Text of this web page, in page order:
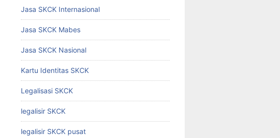
Jasa SKCK Internasional
Jasa SKCK Mabes
Jasa SKCK Nasional
Kartu Identitas SKCK
Legalisasi SKCK
legalisir SKCK
legalisir SKCK pusat